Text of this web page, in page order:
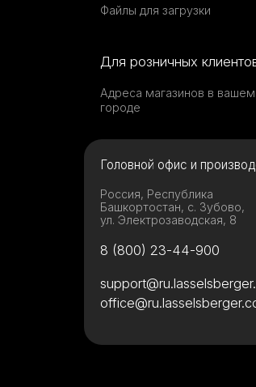
Файлы для загрузки
Для розничных
Адреса магазинов в вашем
городе
Головной офис и
Россия, Республика
Башкортостан, с. Зубово,
ул. Электрозаводская, 8
8 (800) 23-44-900